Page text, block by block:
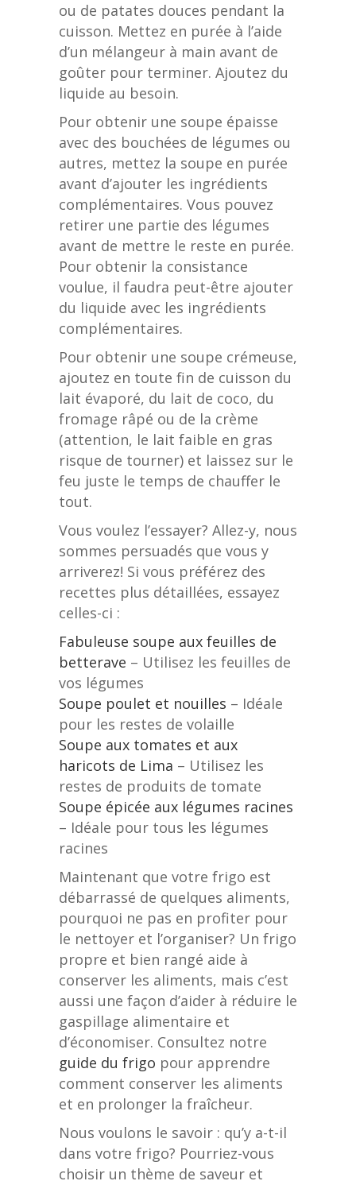
ou de patates douces pendant la
cuisson. Mettez en purée à l’aide
d’un mélangeur à main avant de
goûter pour terminer. Ajoutez du
liquide au besoin.
Pour obtenir une soupe épaisse
avec des bouchées de légumes ou
autres, mettez la soupe en purée
avant d’ajouter les ingrédients
complémentaires. Vous pouvez
retirer une partie des légumes
avant de mettre le reste en purée.
Pour obtenir la consistance
voulue, il faudra peut-être ajouter
du liquide avec les ingrédients
complémentaires.
Pour obtenir une soupe crémeuse,
ajoutez en toute fin de cuisson du
lait évaporé, du lait de coco, du
fromage râpé ou de la crème
(attention, le lait faible en gras
risque de tourner) et laissez sur le
feu juste le temps de chauffer le
tout.
Vous voulez l’essayer? Allez-y, nous
sommes persuadés que vous y
arriverez! Si vous préférez des
recettes plus détaillées, essayez
celles-ci :
Fabuleuse soupe aux feuilles de
betterave – Utilisez les feuilles de
vos légumes
Soupe poulet et nouilles – Idéale
pour les restes de volaille
Soupe aux tomates et aux
haricots de Lima – Utilisez les
restes de produits de tomate
Soupe épicée aux légumes racines
– Idéale pour tous les légumes
racines
Maintenant que votre frigo est
débarrassé de quelques aliments,
pourquoi ne pas en profiter pour
le nettoyer et l’organiser? Un frigo
propre et bien rangé aide à
conserver les aliments, mais c’est
aussi une façon d’aider à réduire le
gaspillage alimentaire et
d’économiser. Consultez notre
guide du frigo pour apprendre
comment conserver les aliments
et en prolonger la fraîcheur.
Nous voulons le savoir : qu’y a-t-il
dans votre frigo? Pourriez-vous
choisir un thème de saveur et